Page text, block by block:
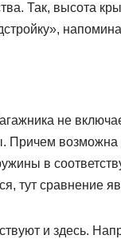
Так, высота
не
Причем возможна
в
тут сравнение
и здесь.